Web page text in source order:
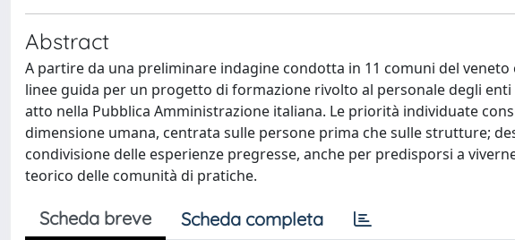
Abstract
A partire da una preliminare indagine condotta in 11 comuni del
linee guida per un progetto di formazione rivolto al personale degli
atto nella Pubblica Amministrazione italiana. Le priorità individuate
dimensione umana, centrata sulle persone prima che sulle strutture;
condivisione delle esperienze pregresse, anche per predisporsi a
teorico delle comunità di pratiche.
Scheda breve Scheda completa